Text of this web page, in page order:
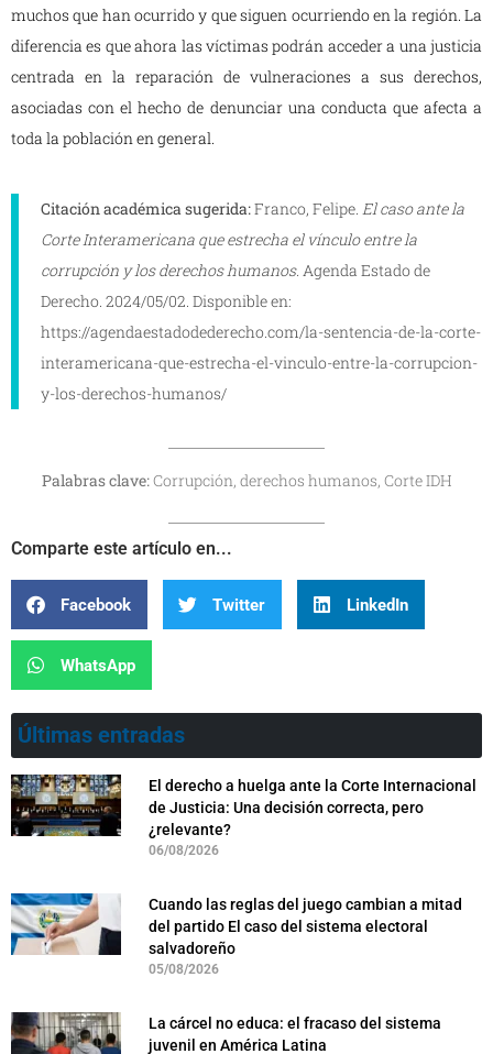
muchos que han ocurrido y que siguen ocurriendo en la región. La
diferencia es que ahora las víctimas podrán acceder a una justicia
centrada en la reparación de vulneraciones a sus derechos,
asociadas con el hecho de denunciar una conducta que afecta a
toda la población en general.
Citación académica sugerida:Franco, Felipe. El caso ante la
Corte Interamericana que estrecha el vínculo entre la
corrupción y los derechos humanos. Agenda Estado de
Derecho. 2024/05/02. Disponible en:
https://agendaestadodederecho.com/la-sentencia-de-la-corte-
interamericana-que-estrecha-el-vinculo-entre-la-corrupcion-
y-los-derechos-humanos/
Palabras clave:Corrupción, derechos humanos, Corte IDH
Comparte este artículo en...
Facebook Twitter LinkedIn
WhatsApp
Últimas entradas
El derecho a huelga ante la Corte Internacional
de Justicia: Una decisión correcta, pero
¿relevante?
06/08/2026
Cuando las reglas del juego cambian a mitad
del partido El caso del sistema electoral
salvadoreño
05/08/2026
La cárcel no educa: el fracaso del sistema
juvenil en América Latina